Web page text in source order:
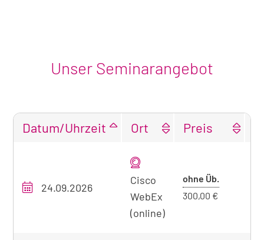
Unser Seminarangebot
unseres
Seminarangebots
Datum/Uhrzeit Ort Preis
24.09.2026
Cisco
WebEx
(online)
ohne Üb.
300,00 €